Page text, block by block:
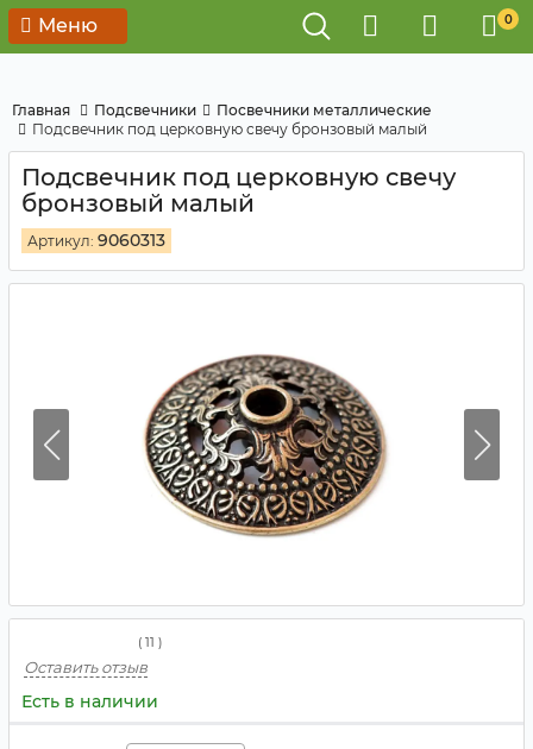
Меню 0
Главная Подсвечники
Посвечники металлические
Подсвечник под церковную свечу бронзовый малый
Подсвечник под церковную свечу
бронзовый малый
Артикул: 9060313
( 11 )
Оставить отзыв
Есть в наличии